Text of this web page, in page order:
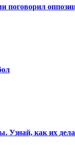
поговорил
Узнай, как их